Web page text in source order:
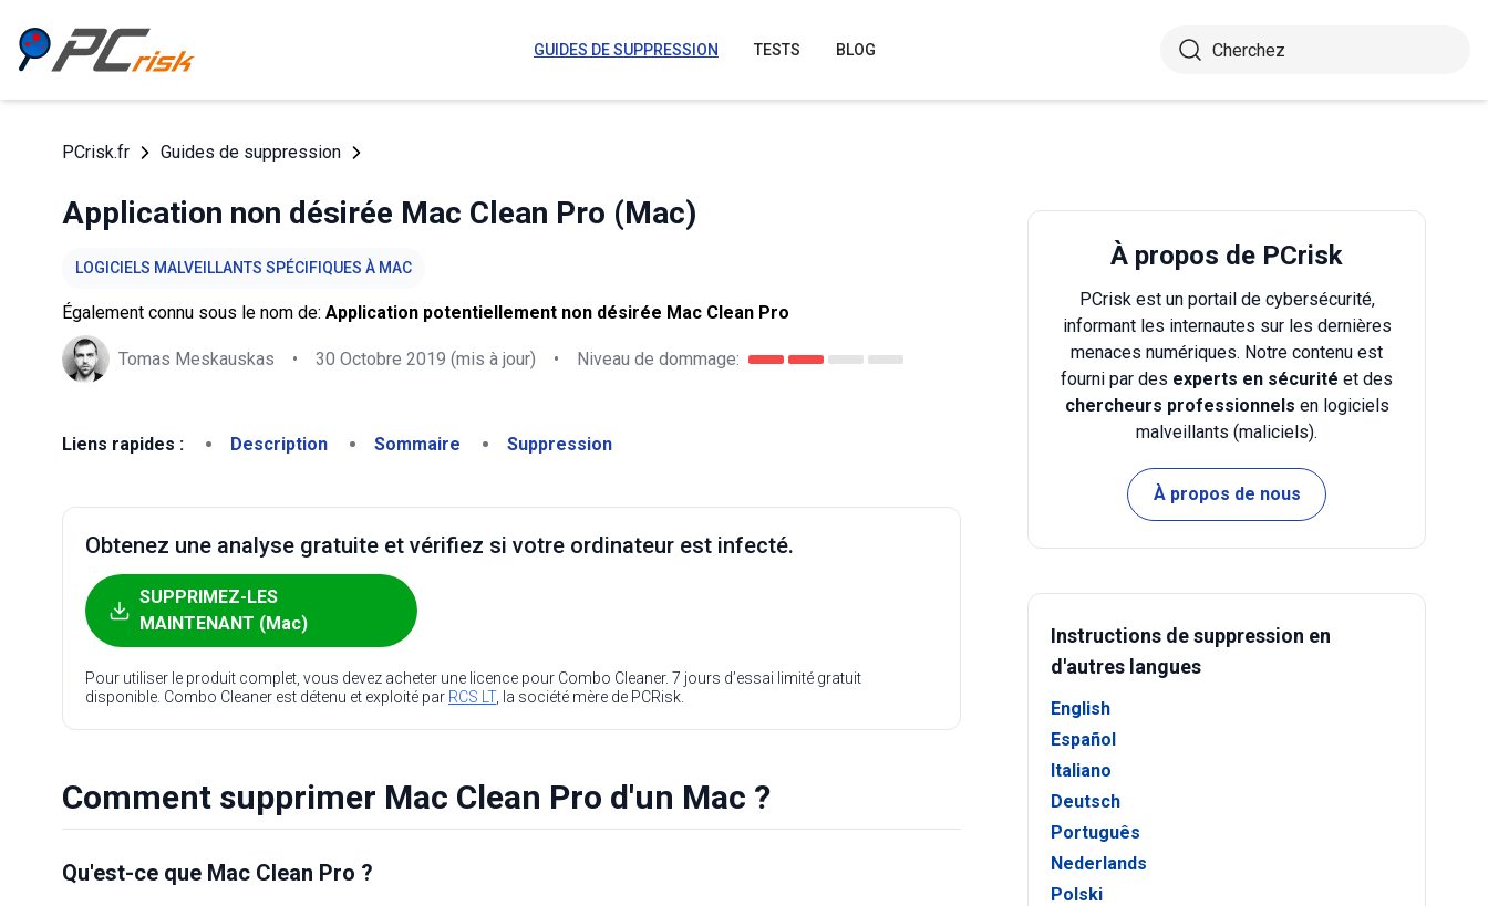
GUIDES DE SUPPRESSION TESTS BLOG
PCrisk.fr Guides de suppression
Application non désirée Mac Clean Pro (Mac)
LOGICIELS MALVEILLANTS SPÉCIFIQUES À MAC
Également connu sous le nom de: Application potentiellement non désirée Mac Clean Pro
Tomas Meskauskas • 30 Octobre 2019 (mis à jour) • Niveau de dommage:
Liens rapides : Description Sommaire Suppression
Obtenez une analyse gratuite et vérifiez si votre ordinateur est infecté.
SUPPRIMEZ-LES
MAINTENANT (Mac)
Pour utiliser le produit complet, vous devez acheter une licence pour Combo Cleaner. 7 jours d’essai limité gratuit
disponible. Combo Cleaner est détenu et exploité par RCS LT, la société mère de PCRisk.
Comment supprimer Mac Clean Pro d'un Mac ?
Qu'est-ce que Mac Clean Pro ?
À propos de PCrisk
PCrisk est un portail de cybersécurité,
informant les internautes sur les dernières
menaces numériques. Notre contenu est
fourni par des experts en sécurité et des
chercheurs professionnels en logiciels
malveillants (maliciels).
À propos de nous
Instructions de suppression en
d'autres langues
English
Español
Italiano
Deutsch
Português
Nederlands
Polski